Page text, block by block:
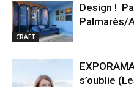
CRAFT
Design !
Palmarès/
s’oublie